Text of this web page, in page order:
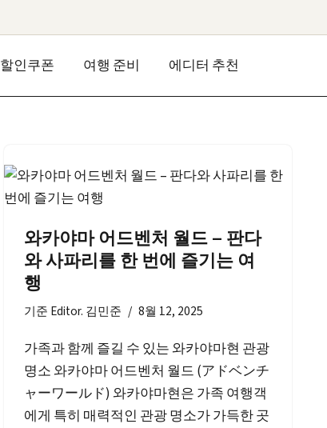
할인쿠폰 여행 준비 에디터 추천
와카야마 어드벤처 월드 – 판다
와 사파리를 한 번에 즐기는 여
행
기준 Editor. 김민준 8월 12, 2025
가족과 함께 즐길 수 있는 와카야마현 관광
명소 와카야마 어드벤처 월드 (アドベンチ
ャーワールド) 와카야마현은 가족 여행객
에게 특히 매력적인 관광 명소가 가득한 곳